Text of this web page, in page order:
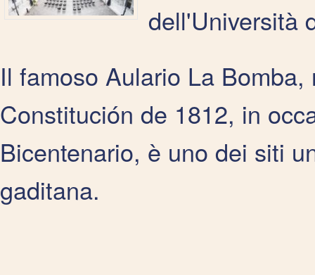
dell'Università
Il famoso Aulario La
Constitución de 1812, in
Bicentenario, è uno dei siti
gaditana.